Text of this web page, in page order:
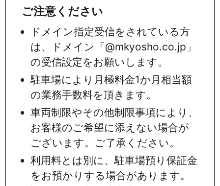
ご注意ください
ドメイン指定受信をされている方
は、ドメイン「@mkyosho.co.jp」
の受信設定をお願いします。
駐車場により月極料金1か月相当額
の業務手数料を頂きます。
車両制限やその他制限事項により、
お客様のご希望に添えない場合が
ございます。ご了承ください。
利用料とは別に、駐車場預り保証金
をお預かりする場合があります。